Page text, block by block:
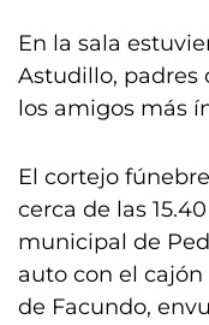
En la sala
Astudillo, padres
los amigos más
El cortejo
cerca de las
municipal de
auto con el
de Facundo,